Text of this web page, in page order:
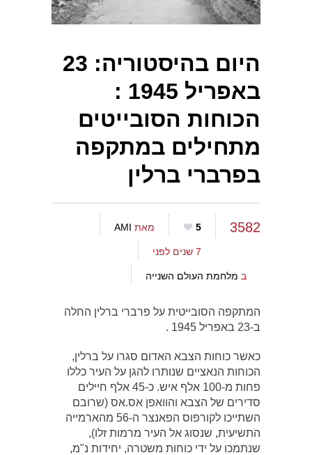
היום בהיסטוריה: 23
באפריל 1945 :
הכוחות הסובייטים
מתחילים במתקפה
בפרברי ברלין
3582
5 מאת AMI
7 שנים לפני
ב מלחמת העולם השנייה
המתקפה הסובייטית על פרברי ברלין החלה
ב-23 באפריל 1945 .
כאשר כוחות הצבא האדום סגרו על ברלין,
הכוחות הנאציים שנותרו להגן על העיר כללו
פחות מ-100 אלף איש. כ-45 אלף חיילים
סדירים של הצבא והוואפן אס.אס (שרובם
השתייכו לקורפוס הפאנצר ה-56 מהארמייה
התשיעית, שנסוג אל העיר מרמות זלו),
שנתמכו על ידי כוחות משטרה, יחידות נ"מ,